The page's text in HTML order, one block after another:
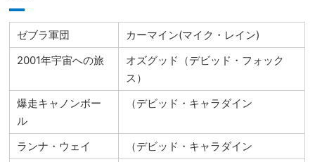
ゼブラ軍団
カーマイン(マイク・レイン)
2001年宇宙への旅
オズグッド（デビッド・フォック
ス）
爆走キャノンボー
ル
（デビッド・キャラダイン
ランナ・ウェイ
（デビッド・キャラダイン